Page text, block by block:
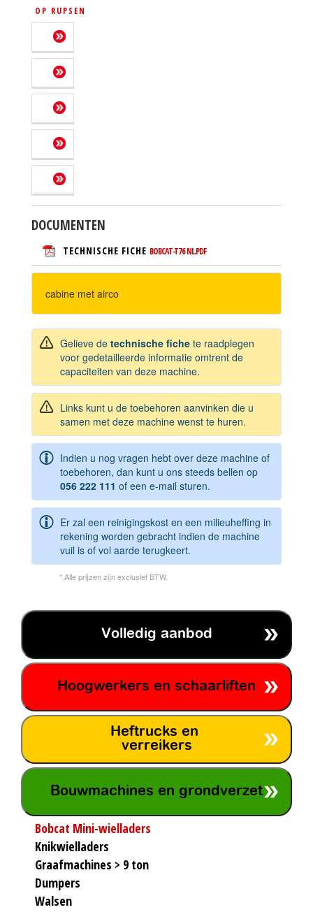
OP RUPSEN
DOCUMENTEN
TECHNISCHE FICHE BOBCAT-T76 NL.PDF
cabine met airco
Gelieve de technische fiche te raadplegen
voor gedetailleerde informatie omtrent de
capaciteiten van deze machine.
Links kunt u de toebehoren aanvinken die u
samen met deze machine wenst te huren.
Indien u nog vragen hebt over deze machine of
toebehoren, dan kunt u ons steeds bellen op
056 222 111 of een e-mail sturen.
Er zal een reinigingskost en een milieuheffing in
rekening worden gebracht indien de machine
vuil is of vol aarde terugkeert.
* Alle prijzen zijn exclusief BTW.
Volledig aanbod
Hoogwerkers en schaarliften
Heftrucks en
verreikers
Bouwmachines en grondverzet
Bobcat Mini-wielladers
Knikwielladers
Graafmachines > 9 ton
Dumpers
Walsen